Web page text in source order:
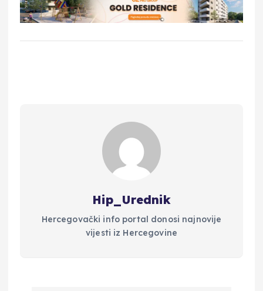
Hip_Urednik
Hercegovački info portal donosi najnovije
vijesti iz Hercegovine